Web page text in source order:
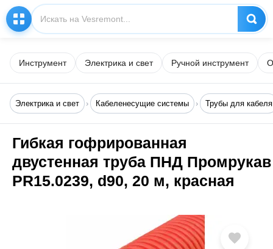
Инструмент Электрика и свет Ручной инструмент
Электрика и свет Кабеленесущие системы Трубы для кабеля
Гибкая гофрированная
двустенная труба ПНД Промрукав
PR15.0239, d90, 20 м, красная